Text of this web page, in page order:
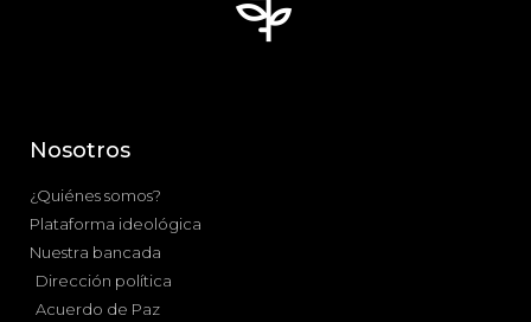
Nosotros
¿Quiénes somos?
Plataforma ideológica
Nuestra bancada
Dirección política
Acuerdo de Paz